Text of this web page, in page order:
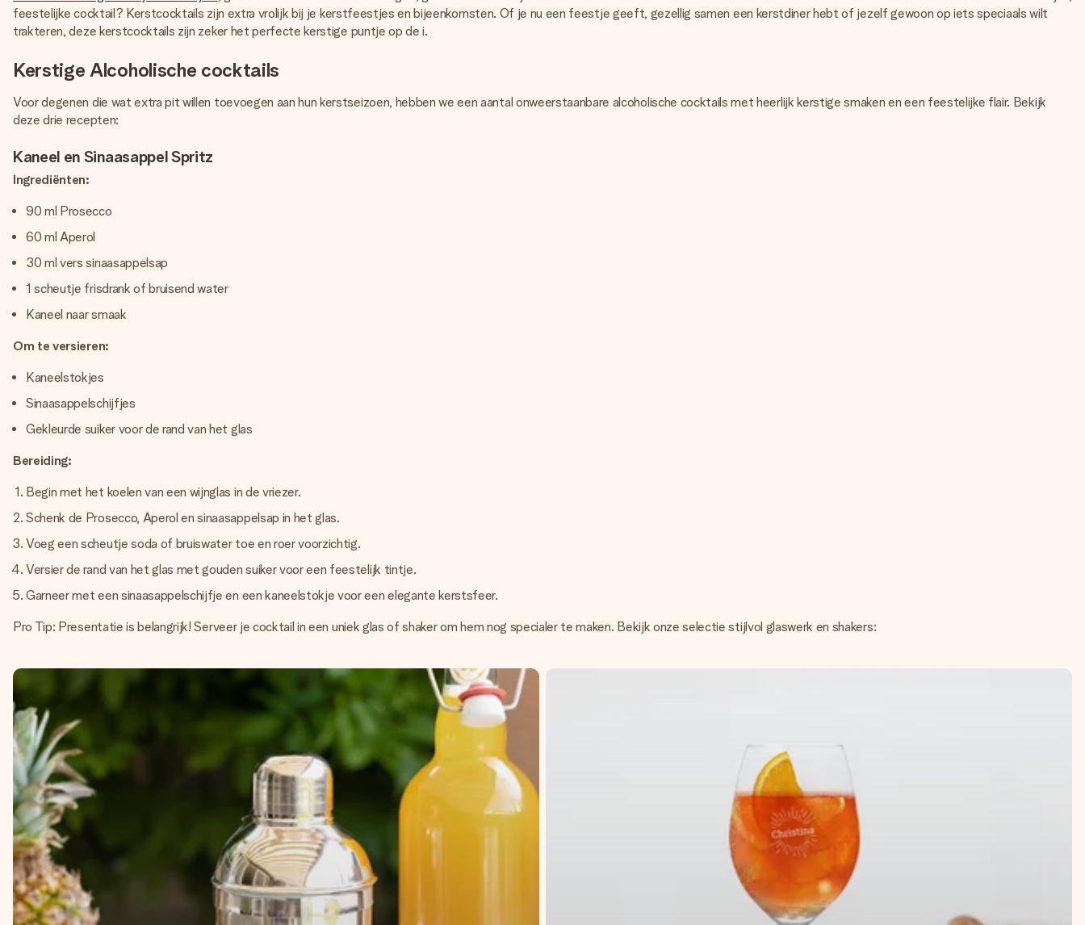
feestelijke cocktail? Kerstcocktails zijn extra vrolijk bij je kerstfeestjes en bijeenkomsten. Of je nu een feestje geeft, gezellig samen een kerstdiner hebt of jezelf gewoon op iets speciaals wilt
trakteren, deze kerstcocktails zijn zeker het perfecte kerstige puntje op de i.
Kerstige Alcoholische cocktails
Voor degenen die wat extra pit willen toevoegen aan hun kerstseizoen, hebben we een aantal onweerstaanbare alcoholische cocktails met heerlijk kerstige smaken en een feestelijke flair. Bekijk
deze drie recepten:
Kaneel en Sinaasappel Spritz
Ingrediënten:
90 ml Prosecco
60 ml Aperol
30 ml vers sinaasappelsap
1 scheutje frisdrank of bruisend water
Kaneel naar smaak
Om te versieren:
Kaneelstokjes
Sinaasappelschijfjes
Gekleurde suiker voor de rand van het glas
Bereiding:
Begin met het koelen van een wijnglas in de vriezer.
Schenk de Prosecco, Aperol en sinaasappelsap in het glas.
Voeg een scheutje soda of bruiswater toe en roer voorzichtig.
Versier de rand van het glas met gouden suiker voor een feestelijk tintje.
Garneer met een sinaasappelschijfje en een kaneelstokje voor een elegante kerstsfeer.
Pro Tip: Presentatie is belangrijk! Serveer je cocktail in een uniek glas of shaker om hem nog specialer te maken. Bekijk onze selectie stijlvol glaswerk en shakers: